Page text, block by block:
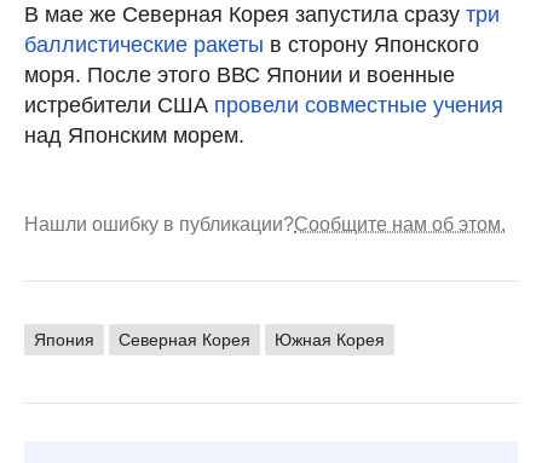
В мае же Северная Корея запустила сразу три
баллистические ракеты в сторону Японского
моря. После этого ВВС Японии и военные
истребители США провели совместные учения
над Японским морем.
Нашли ошибку в публикации?Сообщите нам об этом.
Япония Северная Корея Южная Корея